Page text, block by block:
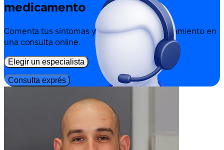
medicamento
Comenta tus síntomas y las opciones de tratamiento en
una consulta online.
Elegir un especialista
Consulta exprés